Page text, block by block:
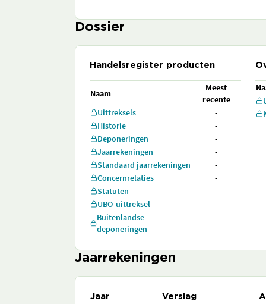
Dossier
Handelsregister producten
Naam
Meest
recente
Uittreksels
-
Historie
-
Deponeringen
-
Jaarrekeningen
-
Standaard jaarrekeningen
-
Concernrelaties
-
Statuten
-
UBO-uittreksel
-
Buitenlandse
deponeringen
-
Jaarrekeningen
Jaar Verslag